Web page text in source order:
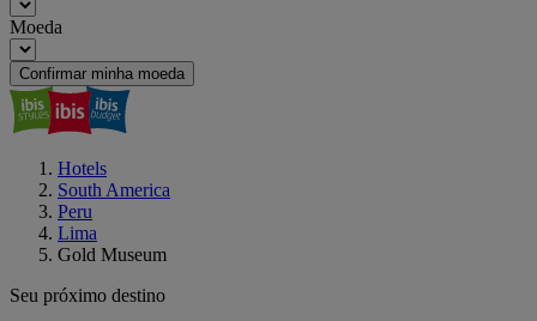
Moeda
Confirmar minha moeda
Hotels
South America
Peru
Lima
Gold Museum
Seu próximo destino